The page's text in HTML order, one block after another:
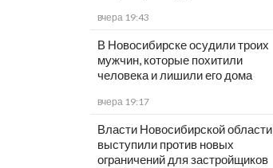
вчера 19:43
В Новосибирске осудили троих
мужчин, которые похитили
человека и лишили его дома
вчера 19:17
Власти Новосибирской области
выступили против новых
ограничений для застройщиков